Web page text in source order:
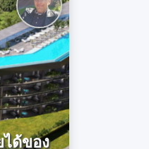
ด้ของ